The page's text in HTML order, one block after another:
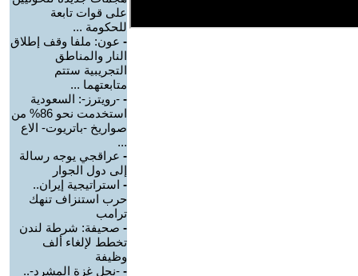
على قوات تابعة
للحكومة ...
- عون: ملفا وقف إطلاق
النار والمناطق
التجريبية ستتم
متابعتهما ...
- -رويترز-: السعودية
استخدمت نحو 86% من
صواريخ -باتريوت- الاع
...
- عراقجي يوجه رسالة
إلى دول الجوار
- استراتيجية إيران..
حرب استنزاف تنهك
ترامب
- صحيفة: شرطة لندن
تخطط لإلغاء ألف
وظيفة
- -نحل غزة المشرد-..